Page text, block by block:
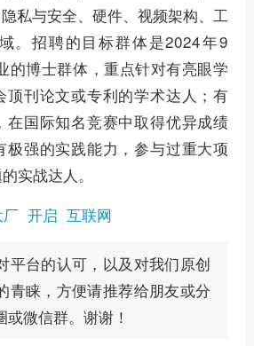
私与安全、硬件、视频架构、工
。招聘的目标群体是2024年9
的博士群体，重点针对有亮眼学
顶刊论文或专利的学术达人；有
在国际知名竞赛中取得优异成绩
极强的实践能力，参与过重大项
实战达人。
厂 开启 互联网
平台的认可，以及对我们原创
青睐，方便请推荐给朋友或分
微信群。谢谢！